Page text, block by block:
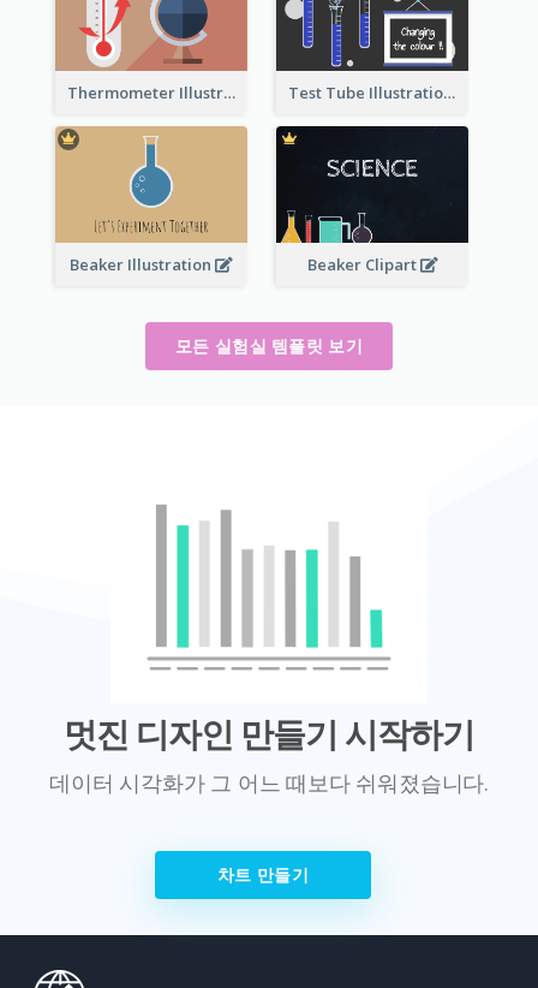
Thermometer Illustration Test Tube Illustration
Beaker Illustration Beaker Clipart
모든 실험실 템플릿 보기
멋진 디자인 만들기 시작하기
데이터 시각화가 그 어느 때보다 쉬워졌습니다.
차트 만들기